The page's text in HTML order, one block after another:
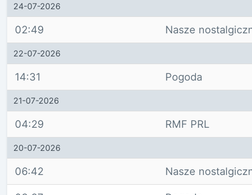
24-07-2026
02:49 Nasze
22-07-2026
14:31 Pogoda
21-07-2026
04:29 RMF PRL
20-07-2026
06:42 Nasze